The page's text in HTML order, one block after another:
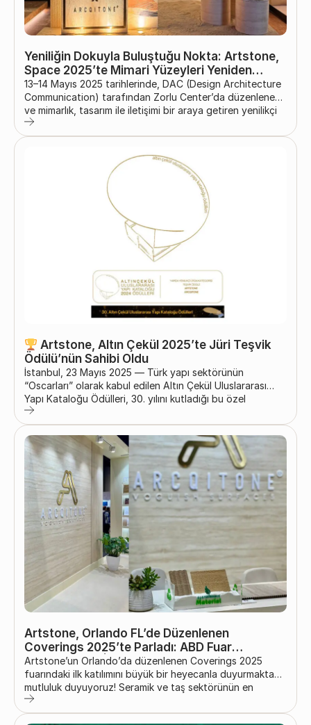
Yeniliğin Dokuyla Buluştuğu Nokta: Artstone,
Space 2025’te Mimari Yüzeyleri Yeniden
Yorumluyor..
13–14 Mayıs 2025 tarihlerinde, DAC (Design Architecture
Communication) tarafından Zorlu Center’da düzenlenen
ve mimarlık, tasarım ile iletişimi bir araya getiren yenilikçi
bir girişim olan Space 2025 etkinliğinde Artstone yerini
aldı. Bu özel iki günlük buluşma, mimarlık ve iç mimarlık
Artstone’un yenilikçi yüzey çözümleri ve ilham veren ürün
deneyimleri, ziyaretçilerden büyük ilgi gördü. Nevada
Artstone, Altın Çekül 2025’te Jüri Teşvik
Ödülü’nün Sahibi Oldu
İstanbul, 23 Mayıs 2025 — Türk yapı sektörünün
“Oscarları” olarak kabul edilen Altın Çekül Uluslararası
Yapı Kataloğu Ödülleri, 30. yılını kutladığı bu özel
dönemde, 9 Mayıs 2025 tarihinde tarihi eski Yapı-Endüstri
Merkezi’nde görkemli bir törenle gerçekleştirildi. Prestijli
etkinlik, mimarlık ve inşaat dünyasının en yenilikçi ürün ve
firmalarını bir araya getirdi. Törenin öne çıkan anlarından
biri, Artstone’un “Yapıda Yenilikçi Ürün” kategorisinde...
Artstone, Orlando FL’de Düzenlenen
Coverings 2025’te Parladı: ABD Fuar
Sahnesindeki İlk Katılımda Unutulmaz Bir
Başarı
Artstone’un Orlando’da düzenlenen Coverings 2025
fuarındaki ilk katılımını büyük bir heyecanla duyurmaktan
mutluluk duyuyoruz! Seramik ve taş sektörünün en
prestijli fuarlarından biri olan bu organizasyon, yenilikçi
ürünlerimizi daha geniş bir kitleyle buluşturmak için bizlere